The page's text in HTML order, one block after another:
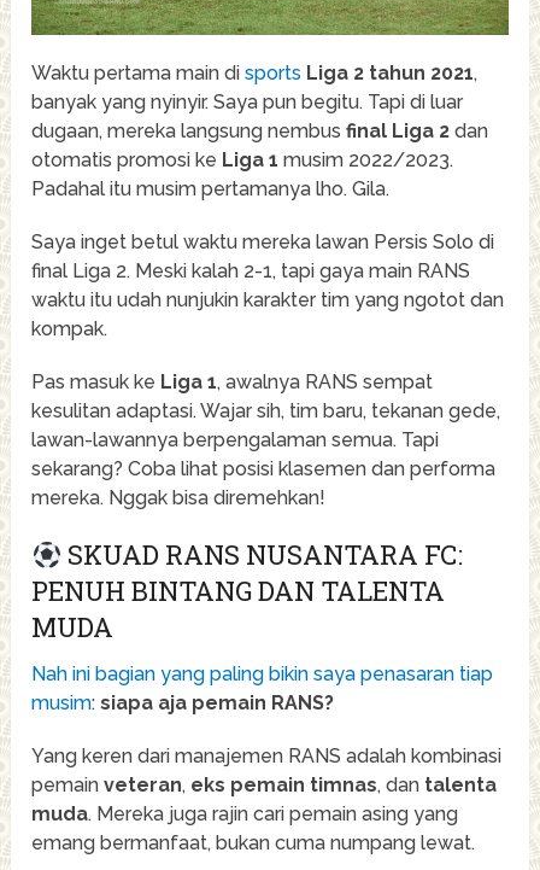
Waktu pertama main disports Liga 2 tahun 2021,
banyak yang nyinyir. Saya pun begitu. Tapi di luar
dugaan, mereka langsung nembusfinal Liga 2 dan
otomatis promosi ke Liga 1 musim 2022/2023.
Padahal itu musim pertamanya lho. Gila.
Saya inget betul waktu mereka lawan Persis Solo di
final Liga 2. Meski kalah 2-1, tapi gaya main RANS
waktu itu udah nunjukin karakter tim yang ngotot dan
kompak.
Pas masuk ke Liga 1, awalnya RANS sempat
kesulitan adaptasi. Wajar sih, tim baru, tekanan gede,
lawan-lawannya berpengalaman semua. Tapi
sekarang? Coba lihat posisi klasemen dan performa
mereka. Nggak bisa diremehkan!
SKUAD RANS NUSANTARA FC:
PENUH BINTANG DAN TALENTA
MUDA
Nah ini bagian yang paling bikin saya penasaran tiap
musim:siapa aja pemain RANS?
Yang keren dari manajemen RANS adalah kombinasi
pemainveteran, eks pemain timnas, dan talenta
muda. Mereka juga rajin cari pemain asing yang
emang bermanfaat, bukan cuma numpang lewat.